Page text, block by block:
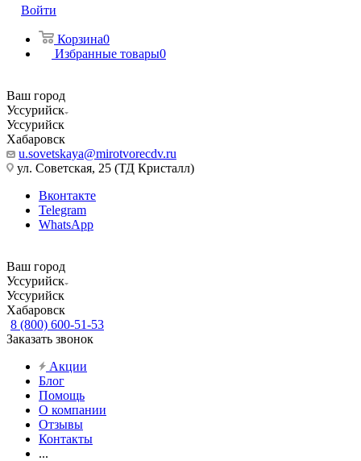
Войти
Корзина0
Избранные товары0
Ваш город
Уссурийск
Уссурийск
Хабаровск
u.sovetskaya@mirotvorecdv.ru
ул. Советская, 25 (ТД Кристалл)
Вконтакте
Telegram
WhatsApp
Ваш город
Уссурийск
Уссурийск
Хабаровск
8 (800) 600-51-53
Заказать звонок
Акции
Блог
Помощь
О компании
Отзывы
Контакты
...